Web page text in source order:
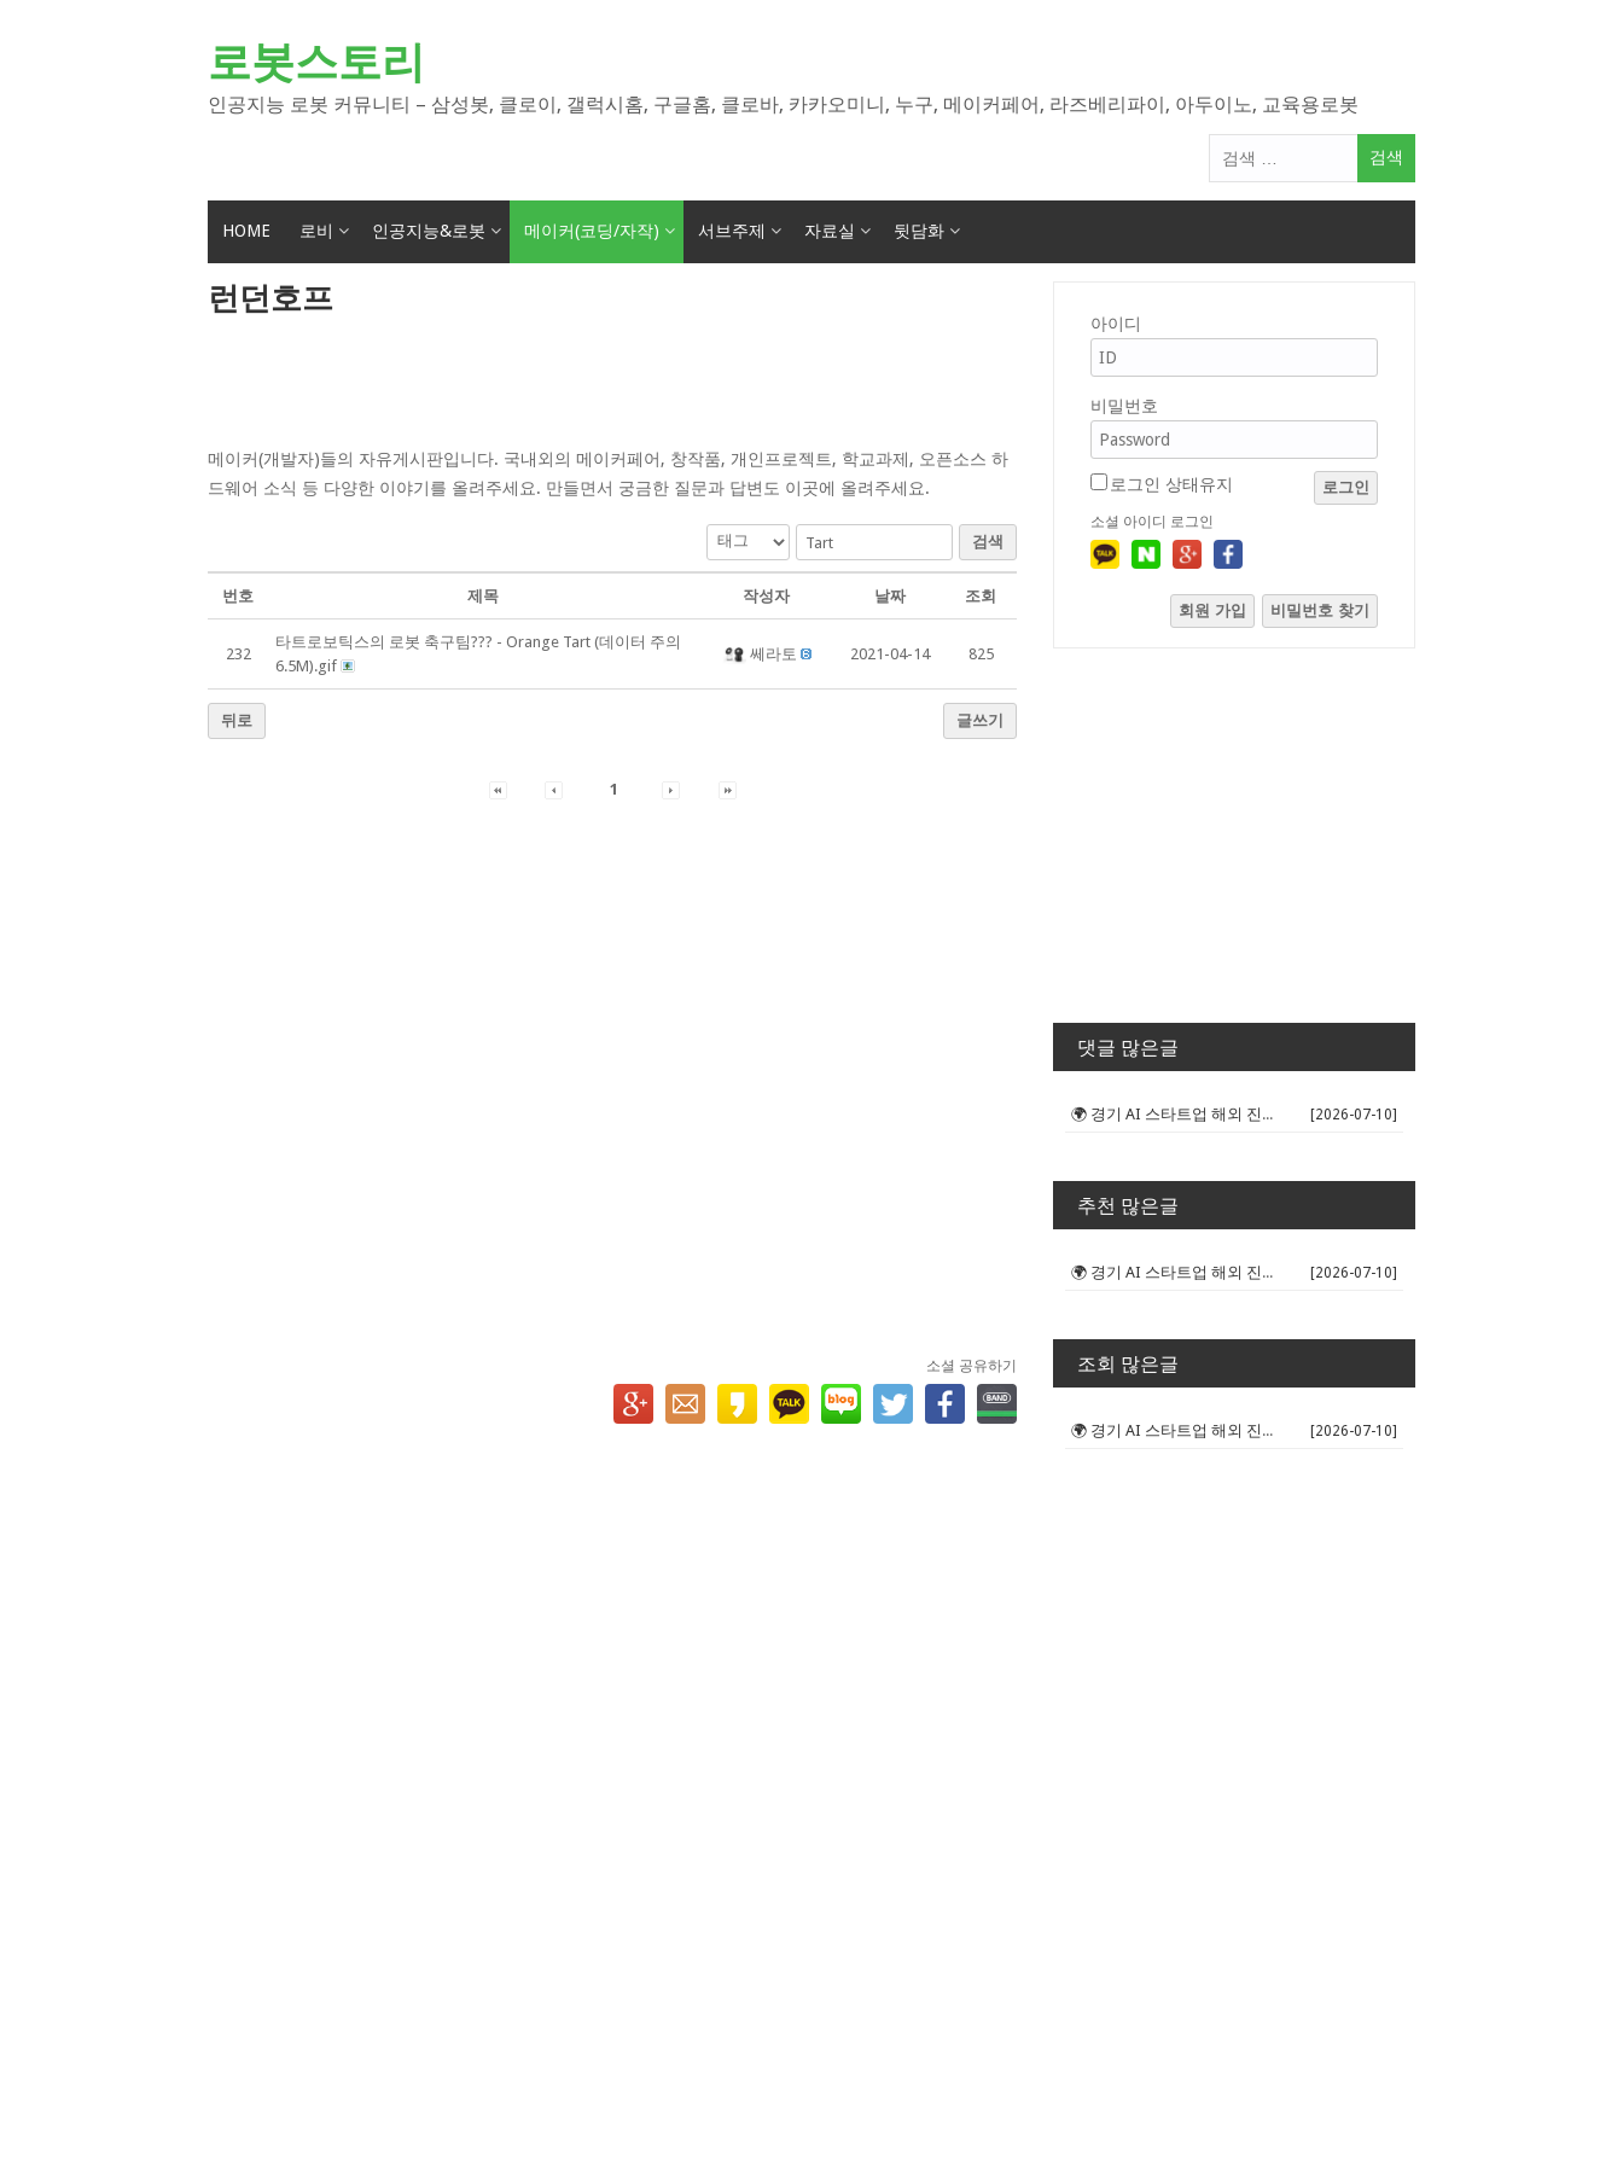
로봇스토리
인공지능 로봇 커뮤니티 – 삼성봇, 클로이, 갤럭시홈, 구글홈, 클로바, 카카오미니, 누구, 메이커페어, 라즈베리파이, 아두이노, 교육용로봇
색
HOME 로비 인공지능&로봇 메이커(코딩/자작) 서브주제 자료실 뒷담화
런던호프
메이커(개발자)들의 자유게시판입니다. 국내외의 메이커페어, 창작품, 개인프로젝트, 학교과제, 오픈소스 하
드웨어 소식 등 다양한 이야기를 올려주세요. 만들면서 궁금한 질문과 답변도 이곳에 올려주세요.
검색
번호 제목 작성자 날짜 조회
232
타트로보틱스의 로봇 축구팀??? - Orange Tart (데이터 주의
6.5M).gif
쎄라토 2021-04-14 825
뒤로 글쓰기
1
소셜 공유하기
아이디
비밀번호
로그인 상태유지 로그인
소셜 아이디 로그인
회원 가입 비밀번호 찾기
댓글 많은글
🌍 경기 AI 스타트업 해외 진출 판... [2026-07-10]
추천 많은글
🌍 경기 AI 스타트업 해외 진출 판... [2026-07-10]
조회 많은글
🌍 경기 AI 스타트업 해외 진출 판... [2026-07-10]